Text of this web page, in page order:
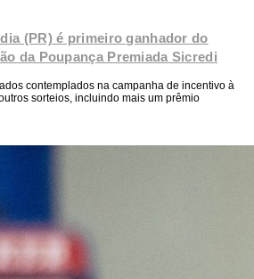
(PR) é primeiro ganhador do
da Poupança Premiada Sicredi
contemplados na campanha de incentivo à
sorteios, incluindo mais um prêmio